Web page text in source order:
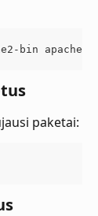
bin
paketai: